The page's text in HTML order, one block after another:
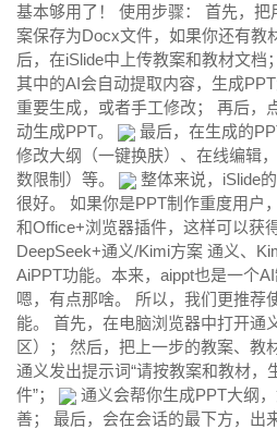
基本够用了！ 使用步骤： 首先，把
案保存为Docx文件，如果你还有教
后，在iSlide中上传教案和教材文档；
其中的AI会自动提取内容，生成
重要生成，或者手工修改； 再后，
动生成PPT。
最后，在生成的
修改大纲（一键换肤）、在线编辑
数限制）等。
整体来说，iSlide
很好。 如果你是PPT制作重度用户
和Office+浏览器插件，这样可以获
DeepSeek+通义/Kimi方案 通义、
AiPPT功能。本来，aippt也是一个
嗯，有点那啥。 所以，我们更推荐
能。 首先，在电脑浏览器中打开通
区）； 然后，把上一步的教案、教
通义发出提示词“请按教案和教材，
件”；
通义会帮你生成PPT大纲
善； 最后，会在会话的最下方，出